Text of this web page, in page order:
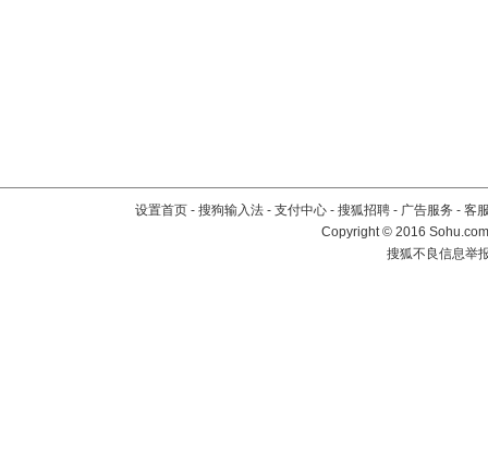
设置首页 - 搜狗输入法 - 支付中心 - 搜狐招聘 - 广告服务 - 客
Copyright©2016
搜狐不良信息举